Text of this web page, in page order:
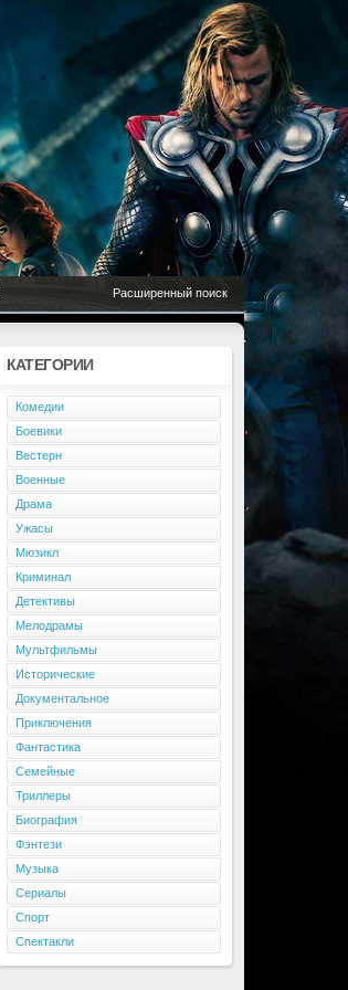
Расширенный поиск
КАТЕГОРИИ
Комедии
Боевики
Вестерн
Военные
Драма
Ужасы
Мюзикл
Криминал
Детективы
Мелодрамы
Мультфильмы
Исторические
Документальное
Приключения
Фантастика
Семейные
Триллеры
Биография
Фэнтези
Музыка
Сериалы
Спорт
Спектакли